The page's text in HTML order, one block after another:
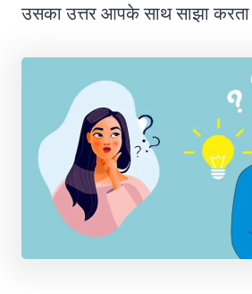
उसका उत्तर आपके साथ साझा करता